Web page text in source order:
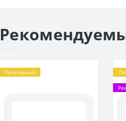
Популярный